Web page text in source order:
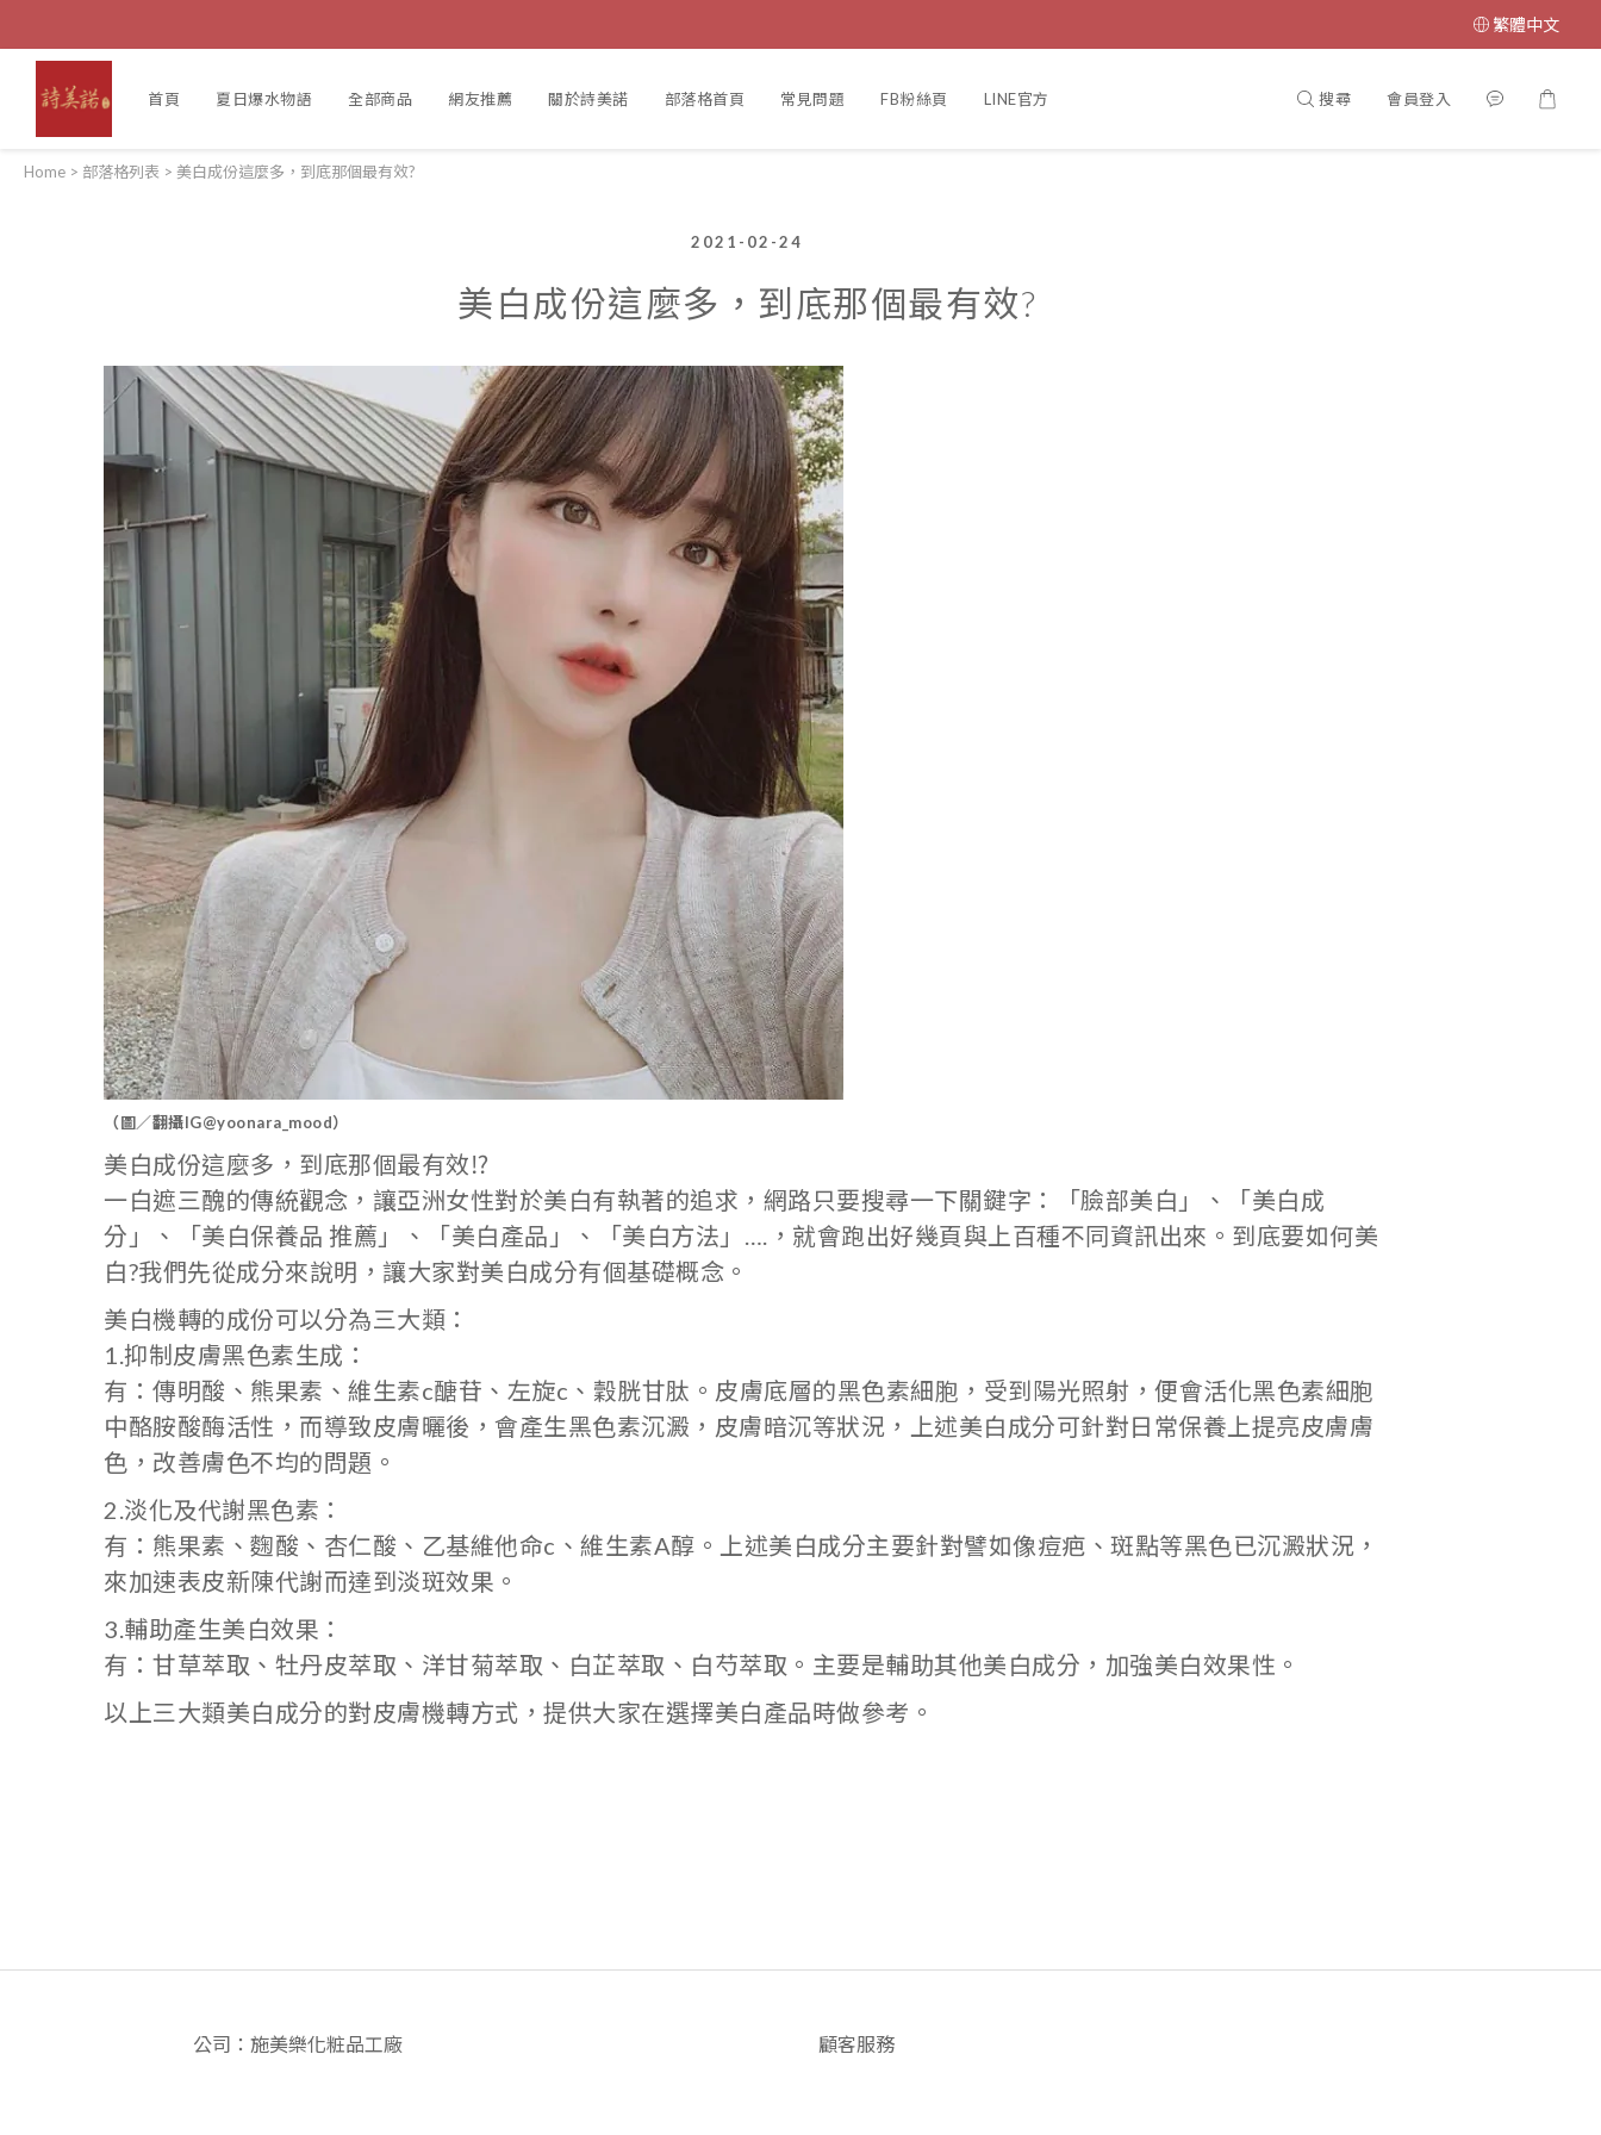
繁體中文
首頁 夏日爆水物語 全部商品 網友推薦 關於詩美諾 部落格首頁 常見問題 FB粉絲頁 LINE官方 搜尋 會員登入
Home > 部落格列表 > 美白成份這麼多，到底那個最有效?
2021-02-24
美白成份這麼多，到底那個最有效?
（圖／翻攝IG@yoonara_mood）
美白成份這麼多，到底那個最有效⁉️
一白遮三醜的傳統觀念，讓亞洲女性對於美白有執著的追求，網路只要搜尋一下關鍵字：「臉部美白」、「美白成
分」、「美白保養品 推薦」、「美白產品」、「美白方法」….，就會跑出好幾頁與上百種不同資訊出來。到底要如何美
白?我們先從成分來說明，讓大家對美白成分有個基礎概念。
美白機轉的成份可以分為三大類：
1.抑制皮膚黑色素生成：
有：傳明酸、熊果素、維生素c醣苷、左旋c、穀胱甘肽。皮膚底層的黑色素細胞，受到陽光照射，便會活化黑色素細胞
中酪胺酸酶活性，而導致皮膚曬後，會產生黑色素沉澱，皮膚暗沉等狀況，上述美白成分可針對日常保養上提亮皮膚膚
色，改善膚色不均的問題。
2.淡化及代謝黑色素：
有：熊果素、麴酸、杏仁酸、乙基維他命c、維生素A醇。上述美白成分主要針對譬如像痘疤、斑點等黑色已沉澱狀況，
來加速表皮新陳代謝而達到淡斑效果。
3.輔助產生美白效果：
有：甘草萃取、牡丹皮萃取、洋甘菊萃取、白芷萃取、白芍萃取。主要是輔助其他美白成分，加強美白效果性。
以上三大類美白成分的對皮膚機轉方式，提供大家在選擇美白產品時做參考。
公司：施美樂化粧品工廠
顧客服務